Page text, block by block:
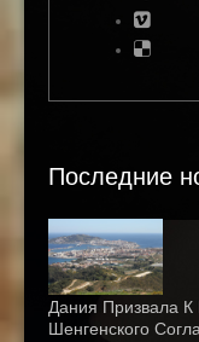
Последние
Дания Призвала К
Шенгенского